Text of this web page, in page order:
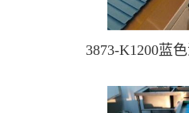
3873-K1200蓝